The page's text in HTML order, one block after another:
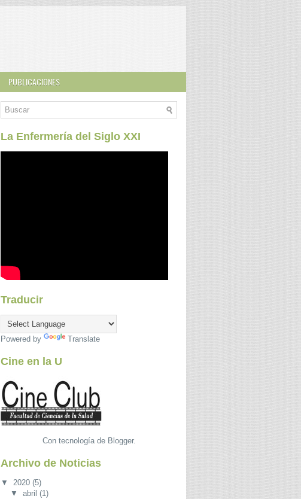
PUBLICACIONES
La Enfermería del Siglo XXI
Traducir
Powered by Translate
Cine en la U
Con tecnología de Blogger.
Archivo de Noticias
▼ 2020 (5)
▼ abril (1)